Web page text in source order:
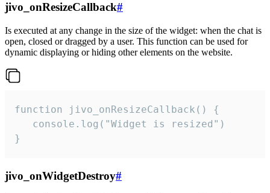
jivo_onResizeCallback#
Is executed at any change in the size of the widget: when the chat is
open, closed or dragged by a user. This function can be used for
dynamic displaying or hiding other elements on the website.
function jivo_onResizeCallback() {
   console.log("Widget is resized")
}
jivo_onWidgetDestroy#